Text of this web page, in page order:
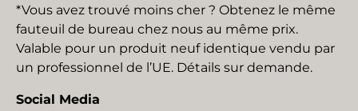
*Vous avez trouvé moins cher ? Obtenez le même
fauteuil de bureau chez nous au même prix.
Valable pour un produit neuf identique vendu par
un professionnel de l’UE. Détails sur demande.
Social Media